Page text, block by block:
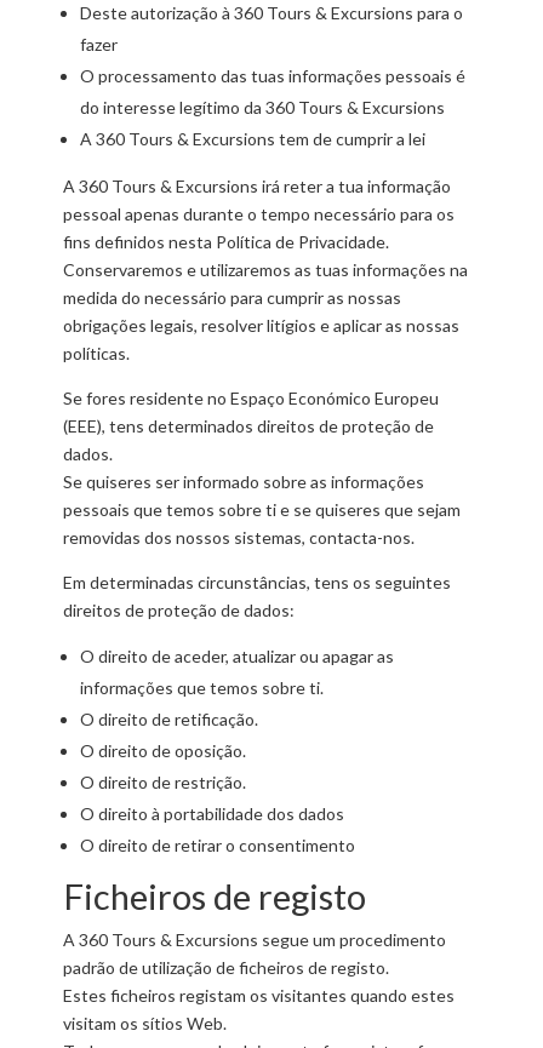
Deste autorização à 360 Tours & Excursions para o
fazer
O processamento das tuas informações pessoais é
do interesse legítimo da 360 Tours & Excursions
A 360 Tours & Excursions tem de cumprir a lei
A 360 Tours & Excursions irá reter a tua informação
pessoal apenas durante o tempo necessário para os
fins definidos nesta Política de Privacidade.
Conservaremos e utilizaremos as tuas informações na
medida do necessário para cumprir as nossas
obrigações legais, resolver litígios e aplicar as nossas
políticas.
Se fores residente no Espaço Económico Europeu
(EEE), tens determinados direitos de proteção de
dados.
Se quiseres ser informado sobre as informações
pessoais que temos sobre ti e se quiseres que sejam
removidas dos nossos sistemas, contacta-nos.
Em determinadas circunstâncias, tens os seguintes
direitos de proteção de dados:
O direito de aceder, atualizar ou apagar as
informações que temos sobre ti.
O direito de retificação.
O direito de oposição.
O direito de restrição.
O direito à portabilidade dos dados
O direito de retirar o consentimento
Ficheiros de registo
A 360 Tours & Excursions segue um procedimento
padrão de utilização de ficheiros de registo.
Estes ficheiros registam os visitantes quando estes
visitam os sítios Web.